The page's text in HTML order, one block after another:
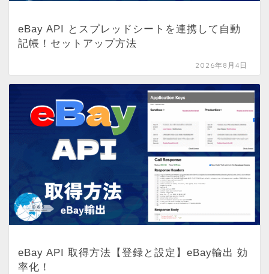
eBay API とスプレッドシートを連携して自動
記帳！セットアップ方法
2026年8月4日
eBay API 取得方法【登録と設定】eBay輸出 効
率化！